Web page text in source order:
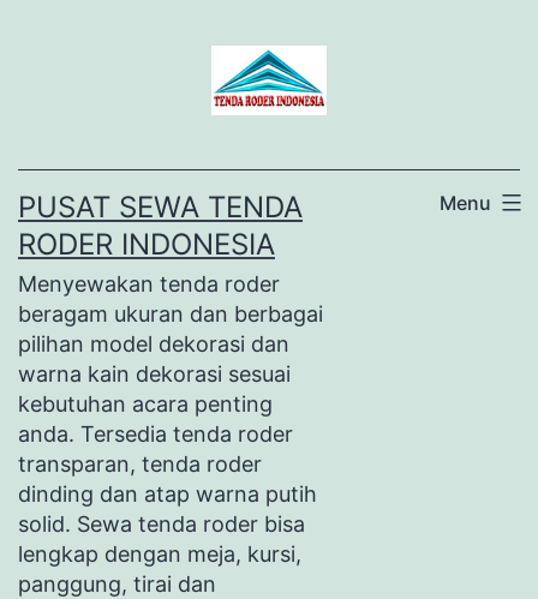
PUSAT SEWA TENDA
RODER INDONESIA
Menyewakan tenda roder
beragam ukuran dan berbagai
pilihan model dekorasi dan
warna kain dekorasi sesuai
kebutuhan acara penting
anda. Tersedia tenda roder
transparan, tenda roder
dinding dan atap warna putih
solid. Sewa tenda roder bisa
lengkap dengan meja, kursi,
panggung, tirai dan
Menu